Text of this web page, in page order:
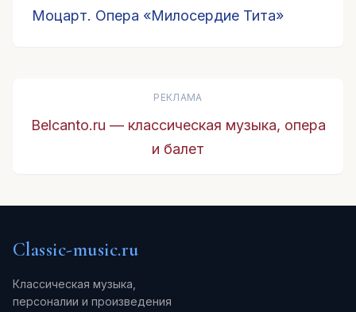
Моцарт. Опера «Милосердие Тита»
РЕКЛАМА
Belcanto.ru — классическая музыка, опера
и балет
Classic-music.ru
Классическая музыка,
персоналии и произведения